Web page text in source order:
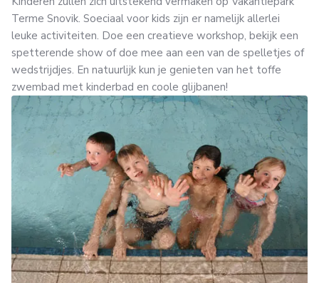
Terme Snovik. Soeciaal voor kids zijn er namelijk allerlei
leuke activiteiten. Doe een creatieve workshop, bekijk een
spetterende show of doe mee aan een van de spelletjes of
wedstrijdjes. En natuurlijk kun je genieten van het toffe
zwembad met kinderbad en coole glijbanen!